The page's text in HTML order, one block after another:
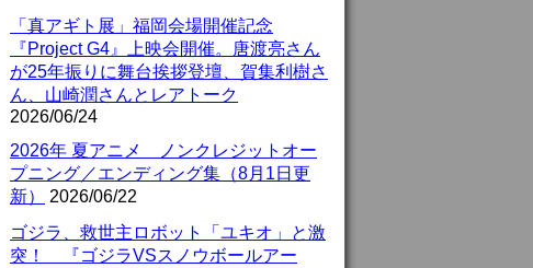
「真アギト展」福岡会場開催記念
『Project G4』上映会開催。唐渡亮さん
が25年振りに舞台挨拶登壇、賀集利樹さ
ん、山崎潤さんとレアトーク
2026/06/24
2026年 夏アニメ ノンクレジットオー
プニング／エンディング集（8月1日更
新）
2026/06/22
ゴジラ、救世主ロボット「ユキオ」と激
突！ 『ゴジラVSスノウボールアー